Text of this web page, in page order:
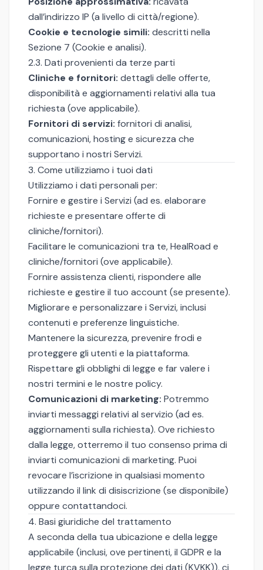
dall’indirizzo IP (a livello di città/regione).
Cookie e tecnologie simili: descritti nella
Sezione 7 (Cookie e analisi).
2.3. Dati provenienti da terze parti
Cliniche e fornitori: dettagli delle offerte,
disponibilità e aggiornamenti relativi alla tua
richiesta (ove applicabile).
Fornitori di servizi: fornitori di analisi,
comunicazioni, hosting e sicurezza che
supportano i nostri Servizi.
3. Come utilizziamo i tuoi dati
Utilizziamo i dati personali per:
Fornire e gestire i Servizi (ad es. elaborare
richieste e presentare offerte di
cliniche/fornitori).
Facilitare le comunicazioni tra te, HealRoad e
cliniche/fornitori (ove applicabile).
Fornire assistenza clienti, rispondere alle
richieste e gestire il tuo account (se presente).
Migliorare e personalizzare i Servizi, inclusi
contenuti e preferenze linguistiche.
Mantenere la sicurezza, prevenire frodi e
proteggere gli utenti e la piattaforma.
Rispettare gli obblighi di legge e far valere i
nostri termini e le nostre policy.
Comunicazioni di marketing: Potremmo
inviarti messaggi relativi al servizio (ad es.
aggiornamenti sulla richiesta). Ove richiesto
dalla legge, otterremo il tuo consenso prima di
inviarti comunicazioni di marketing. Puoi
revocare l’iscrizione in qualsiasi momento
utilizzando il link di disiscrizione (se disponibile)
oppure contattandoci.
4. Basi giuridiche del trattamento
A seconda della tua ubicazione e della legge
applicabile (inclusi, ove pertinenti, il GDPR e la
legge turca sulla protezione dei dati (KVKK)), ci